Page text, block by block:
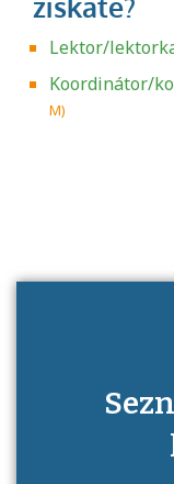
Lektor/
Koordinátor/
M)